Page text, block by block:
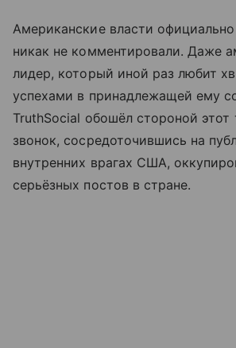
Американские власти официально
никак не комментировали. Даже
лидер, который иной раз любит
успехами в принадлежащей ему
TruthSocial обошёл стороной этот
звонок, сосредоточившись на
внутренних врагах США,
серьёзных постов в стране.